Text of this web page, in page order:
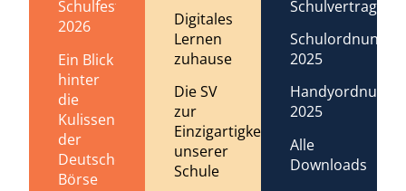
Schulfest
2026
Ein Blick
hinter
die
Kulissen
der
Deutschen
Börse
Digitales
Lernen
zuhause
Die SV
zur
Einzigartigkeit
unserer
Schule
Schulvertrag
Schulordnung
2025
Handyordnung
2025
Alle
Downloads